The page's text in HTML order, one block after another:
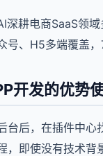
深耕电商SaaS领
号、H5多端覆盖，
开发的优势
台后，在插件中心
，即使没有技术背